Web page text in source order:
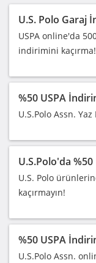
U.S. Polo Garaj
USPA online'da
indirimini kaçırma!
%50 USPA
U.S.Polo Assn.
U.S.Polo'da
U.S. Polo
kaçırmayın!
%50 USPA
U.S.Polo Assn.